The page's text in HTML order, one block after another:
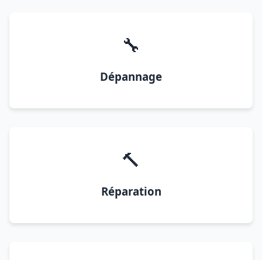
🔧
Dépannage
🔨
Réparation